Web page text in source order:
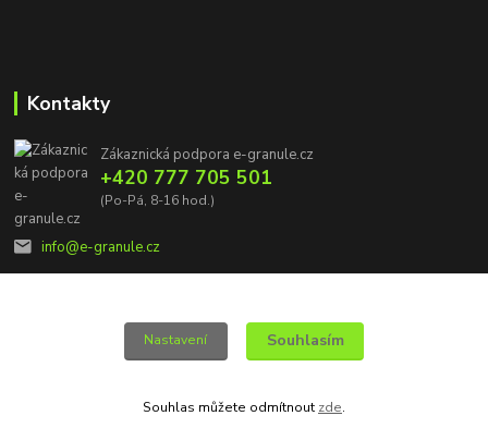
Kontakty
Zákaznická podpora e-granule.cz
+420 777 705 501
(Po-Pá, 8-16 hod.)
info@e-granule.cz
© 2022 e-granule.cz *** Všechna práva vyhrazena
Nastavení Souhlasím
Souhlas můžete odmítnout zde.